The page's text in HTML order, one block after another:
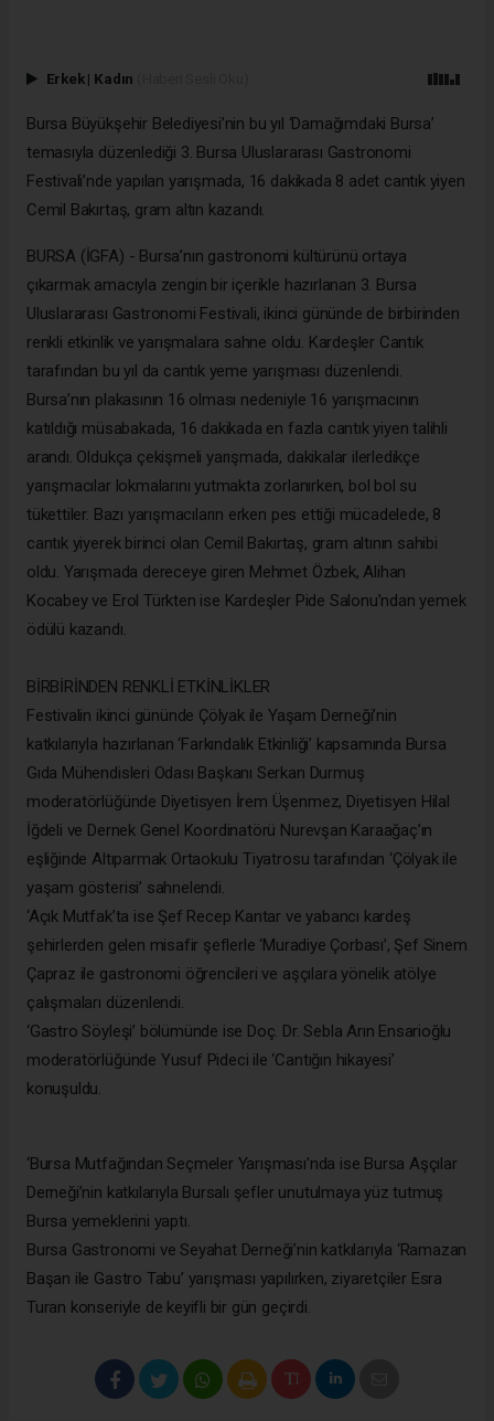
Erkek | Kadın
Bursa Büyükşehir Belediyesi’nin bu yıl ‘Damağımdaki Bursa’
temasıyla düzenlediği 3. Bursa Uluslararası Gastronomi
Festivali’nde yapılan yarışmada, 16 dakikada 8 adet cantık yiyen
Cemil Bakırtaş, gram altın kazandı.
BURSA (İGFA) - Bursa’nın gastronomi kültürünü ortaya
çıkarmak amacıyla zengin bir içerikle hazırlanan 3. Bursa
Uluslararası Gastronomi Festivali, ikinci gününde de birbirinden
renkli etkinlik ve yarışmalara sahne oldu. Kardeşler Cantık
tarafından bu yıl da cantık yeme yarışması düzenlendi.
Bursa’nın plakasının 16 olması nedeniyle 16 yarışmacının
katıldığı müsabakada, 16 dakikada en fazla cantık yiyen talihli
arandı. Oldukça çekişmeli yarışmada, dakikalar ilerledikçe
yarışmacılar lokmalarını yutmakta zorlanırken, bol bol su
tükettiler. Bazı yarışmacıların erken pes ettiği mücadelede, 8
cantık yiyerek birinci olan Cemil Bakırtaş, gram altının sahibi
oldu. Yarışmada dereceye giren Mehmet Özbek, Alihan
Kocabey ve Erol Türkten ise Kardeşler Pide Salonu’ndan yemek
ödülü kazandı.
BİRBİRİNDEN RENKLİ ETKİNLİKLER
Festivalin ikinci gününde Çölyak ile Yaşam Derneği’nin
katkılarıyla hazırlanan ‘Farkındalık Etkinliği’ kapsamında Bursa
Gıda Mühendisleri Odası Başkanı Serkan Durmuş
moderatörlüğünde Diyetisyen İrem Üşenmez, Diyetisyen Hilal
İğdeli ve Dernek Genel Koordinatörü Nurevşan Karaağaç’ın
eşliğinde Altıparmak Ortaokulu Tiyatrosu tarafından ‘Çölyak ile
yaşam gösterisi’ sahnelendi.
‘Açık Mutfak’ta ise Şef Recep Kantar ve yabancı kardeş
şehirlerden gelen misafir şeflerle ‘Muradiye Çorbası’, Şef Sinem
Çapraz ile gastronomi öğrencileri ve aşçılara yönelik atölye
çalışmaları düzenlendi.
‘Gastro Söyleşi’ bölümünde ise Doç. Dr. Sebla Arın Ensarioğlu
moderatörlüğünde Yusuf Pideci ile ‘Cantığın hikayesi’
konuşuldu.
‘Bursa Mutfağından Seçmeler Yarışması’nda ise Bursa Aşçılar
Derneği’nin katkılarıyla Bursalı şefler unutulmaya yüz tutmuş
Bursa yemeklerini yaptı.
Bursa Gastronomi ve Seyahat Derneği’nin katkılarıyla ‘Ramazan
Başan ile Gastro Tabu’ yarışması yapılırken, ziyaretçiler Esra
Turan konseriyle de keyifli bir gün geçirdi.